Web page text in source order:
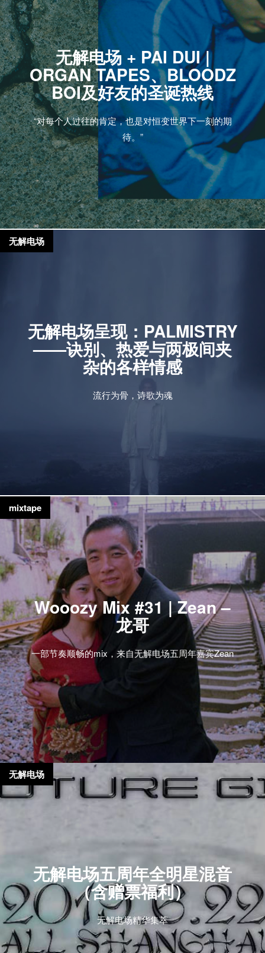
无解电场 + PAI DUI |
ORGAN TAPES、BLOODZ
BOI及好友的圣诞热线
“对每个人过往的肯定，也是对恒变世界下一刻的期
待。”
无解电场呈现：PALMISTRY
——诀别、热爱与两极间夹
杂的各样情感
流行为骨，诗歌为魂
无解电场
Wooozy Mix #31 | Zean –
龙哥
一部节奏顺畅的mix，来自无解电场五周年嘉宾Zean
mixtape
无解电场五周年全明星混音
（含赠票福利）
无解电场精华集萃
无解电场